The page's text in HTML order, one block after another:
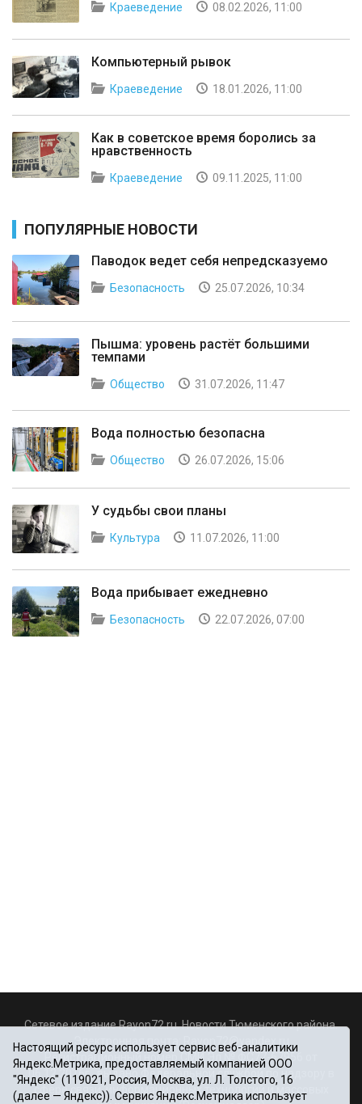
Краеведение 08.02.2026, 11:00
Компьютерный рывок
Краеведение 18.01.2026, 11:00
Как в советское время боролись за
нравственность
Краеведение 09.11.2025, 11:00
ПОПУЛЯРНЫЕ НОВОСТИ
Паводок ведет себя непредсказуемо
Безопасность 25.07.2026, 10:34
Пышма: уровень растёт большими
темпами
Общество 31.07.2026, 11:47
Вода полностью безопасна
Общество 26.07.2026, 15:06
У судьбы свои планы
Культура 11.07.2026, 11:00
Вода прибывает ежедневно
Безопасность 22.07.2026, 07:00
Сетевое издание Rayon72.ru. Новости Тюменского района.
Rayon72@yandex.ru
Регистрационный номер СМИ Эл № ФС77-67956 от
06.12.2016г., выдано Федеральной службой по надзору в
сфере связи, информационных технологий и массовых
Настоящий ресурс использует сервис веб-аналитики
Яндекс.Метрика, предоставляемый компанией ООО
"Яндекс" (119021, Россия, Москва, ул. Л. Толстого, 16
(далее — Яндекс)). Сервис Яндекс.Метрика использует